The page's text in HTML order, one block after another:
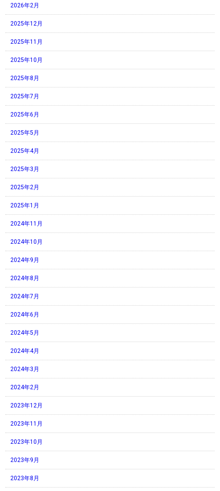
2026年2月
2025年12月
2025年11月
2025年10月
2025年8月
2025年7月
2025年6月
2025年5月
2025年4月
2025年3月
2025年2月
2025年1月
2024年11月
2024年10月
2024年9月
2024年8月
2024年7月
2024年6月
2024年5月
2024年4月
2024年3月
2024年2月
2023年12月
2023年11月
2023年10月
2023年9月
2023年8月